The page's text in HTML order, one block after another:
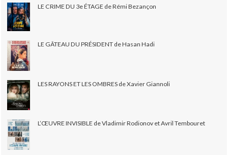
LE CRIME DU 3e ÉTAGE de Rémi Bezançon
LE GÂTEAU DU PRÉSIDENT de Hasan Hadi
LES RAYONS ET LES OMBRES de Xavier Giannoli
L’ŒUVRE INVISIBLE de Vladimir Rodionov et Avril Tembouret